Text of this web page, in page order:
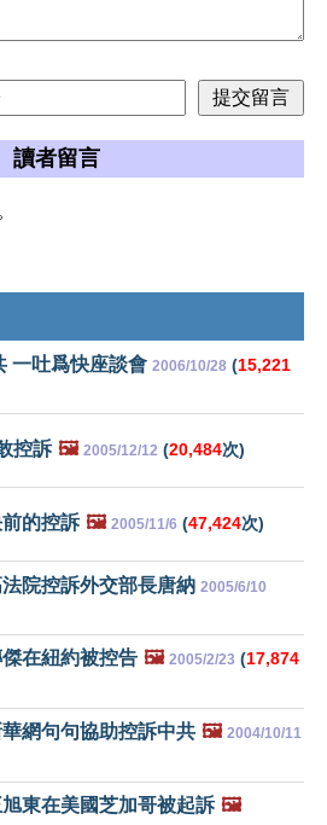
讀者留言
一吐爲快座談會 2006/10/28 (15,221
控訴 🖼️ 2005/12/12 (20,484次)
的控訴 🖼️ 2005/11/6 (47,424次)
院控訴外交部長唐納 2005/6/10
在紐約被控告 🖼️ 2005/2/23 (17,874
網句句協助控訴中共 🖼️ 2004/10/11
東在美國芝加哥被起訴 🖼️